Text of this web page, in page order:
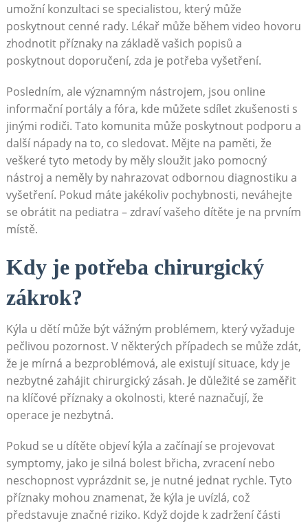
umožní konzultaci se specialistou, který může
poskytnout cenné rady. Lékař může během video hovoru
zhodnotit příznaky na základě vašich popisů a
poskytnout doporučení, zda je potřeba vyšetření.
Posledním, ale významným nástrojem, jsou online
informační portály a fóra, kde můžete sdílet zkušenosti s
jinými rodiči. Tato komunita může poskytnout podporu a
další nápady na to, co sledovat. Mějte na paměti, že
veškeré tyto metody by měly sloužit jako pomocný
nástroj a neměly by nahrazovat odbornou diagnostiku a
vyšetření. Pokud máte jakékoliv pochybnosti, neváhejte
se obrátit na pediatra – zdraví vašeho dítěte je na prvním
místě.
Kdy je potřeba chirurgický
zákrok?
Kýla u dětí může být vážným problémem, který vyžaduje
pečlivou pozornost. V některých případech se může zdát,
že je mírná a bezproblémová, ale existují situace, kdy je
nezbytné zahájit chirurgický zásah. Je důležité se zaměřit
na klíčové příznaky a okolnosti, které naznačují, že
operace je nezbytná.
Pokud se u dítěte objeví kýla a začínají se projevovat
symptomy, jako je silná bolest břicha, zvracení nebo
neschopnost vyprázdnit se, je nutné jednat rychle. Tyto
příznaky mohou znamenat, že kýla je uvízlá, což
představuje značné riziko. Když dojde k zadržení části